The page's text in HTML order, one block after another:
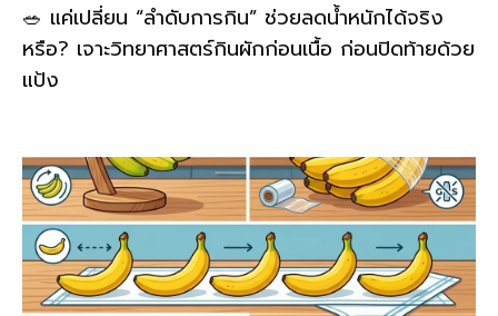
🥗 แค่เปลี่ยน “ลำดับการกิน” ช่วยลดน้ำหนักได้จริง
หรือ? เจาะวิทยาศาสตร์กินผักก่อนเนื้อ ก่อนปิดท้ายด้วย
แป้ง